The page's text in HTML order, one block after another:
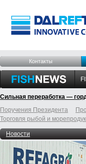
Контакты
Сильная переработка —
Поручения Президента
Торговля рыбой и
Новости